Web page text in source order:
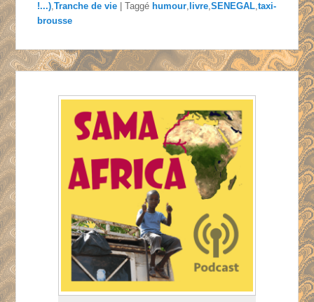
!...),Tranche de vie |Taggé humour, livre,SENEGAL,taxi-
brousse